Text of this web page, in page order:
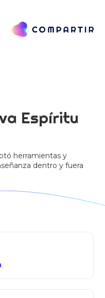
Espíritu
herramientas y
dentro y fuera